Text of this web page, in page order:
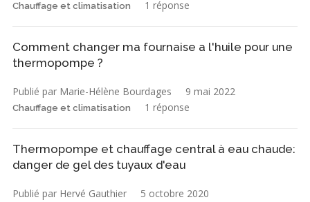
Chauffage et climatisation 1 réponse
Comment changer ma fournaise a l'huile pour une
thermopompe ?
Publié par Marie-Hélène Bourdages 9 mai 2022
Chauffage et climatisation 1 réponse
Thermopompe et chauffage central à eau chaude:
danger de gel des tuyaux d'eau
Publié par Hervé Gauthier 5 octobre 2020